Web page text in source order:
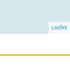
Leaflet